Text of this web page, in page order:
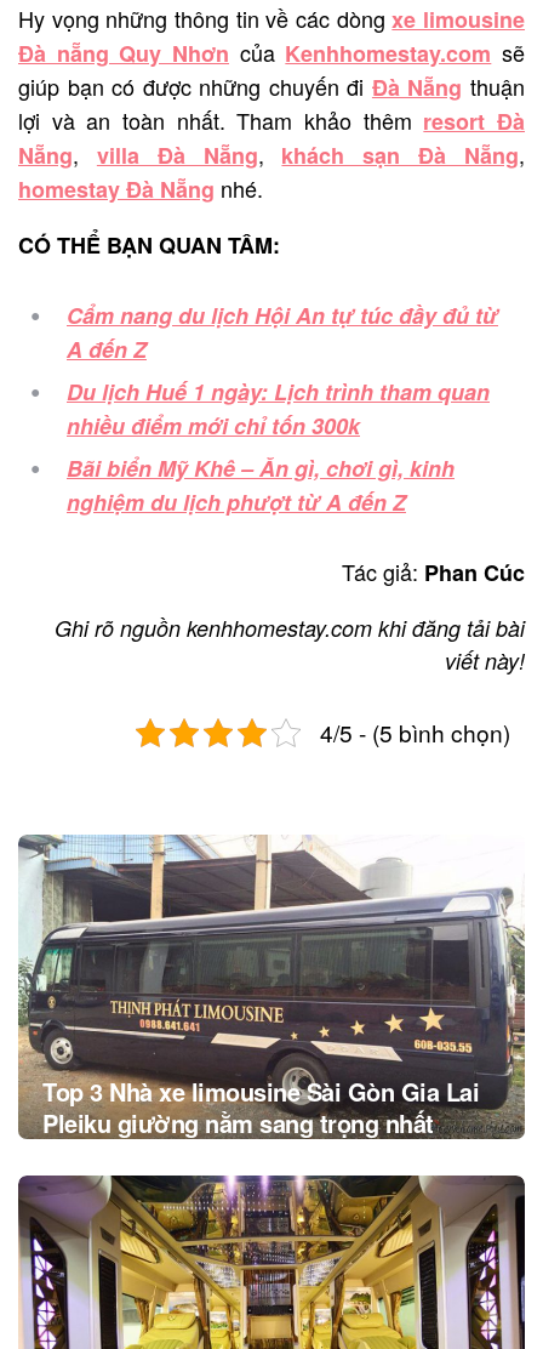
Hy vọng những thông tin về các dòngxe limousine
Đà nẵng Quy Nhơn của Kenhhomestay.com sẽ
giúp bạn có được những chuyến đi Đà Nẵng thuận
lợi và an toàn nhất. Tham khảo thêm resort Đà
Nẵng, villa Đà Nẵng, khách sạn Đà Nẵng,
homestay Đà Nẵng nhé.
CÓ THỂ BẠN QUAN TÂM:
Cẩm nang du lịch Hội An tự túc đầy đủ từ
A đến Z
Du lịch Huế 1 ngày: Lịch trình tham quan
nhiều điểm mới chỉ tốn 300k
Bãi biển Mỹ Khê – Ăn gì, chơi gì, kinh
nghiệm du lịch phượt từ A đến Z
Tác giả: Phan Cúc
Ghi rõ nguồn kenhhomestay.com khi đăng tải bài
viết này!
4/5 - (5 bình chọn)
Post
navigation
Top 3 Nhà xe limousine Sài Gòn Gia Lai
Pleiku giường nằm sang trọng nhất